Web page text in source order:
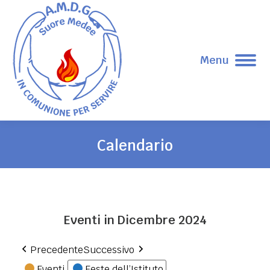
Menu
Calendario
Tu sei qui:
Eventi in Dicembre 2024
PrecedenteSuccessivo